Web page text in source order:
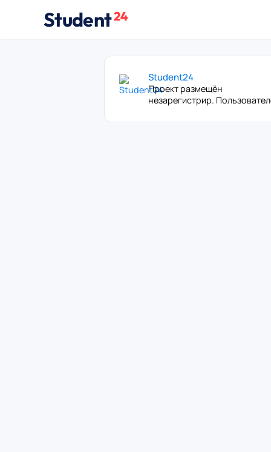
Student24
Student24
Проект размещён
незарегистрир.